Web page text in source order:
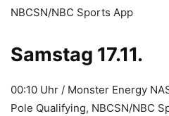
NBCSN/NBC Sports App
Samstag 17.11.
00:10 Uhr / Monster Energy
Pole Qualifying, NBCSN/NBC